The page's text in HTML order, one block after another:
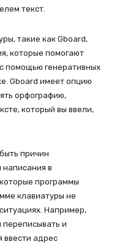
текст.
такие как Gboard,
которые помогают
помощью генеративных
Gboard имеет опцию
орфографию,
который вы ввели,
причин
написания в
программы
клавиатуры не
Например,
и
ввести адрес